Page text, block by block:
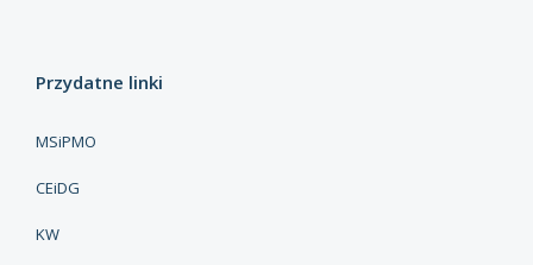
Przydatne linki
MSiPMO
CEiDG
KW